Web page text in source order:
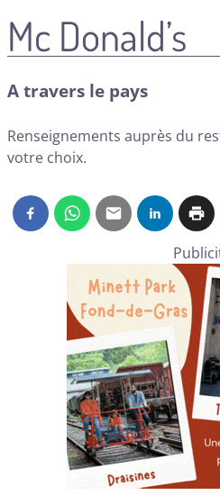
Mc Donald’s
A travers le pays
Renseignements auprès du
votre choix.